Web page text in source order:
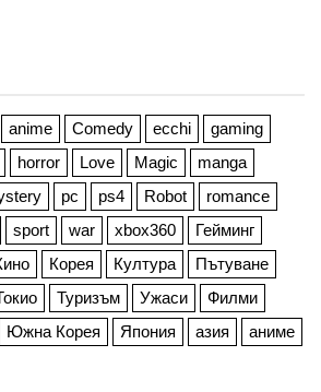
anime Comedy ecchi
gaming
horror Love Magic
manga
pc ps4 Robot
romance
sport war xbox360
Гейминг
Корея Култура
Пътуване
Туризъм Ужаси
Филми
Южна Корея Япония азия
аниме